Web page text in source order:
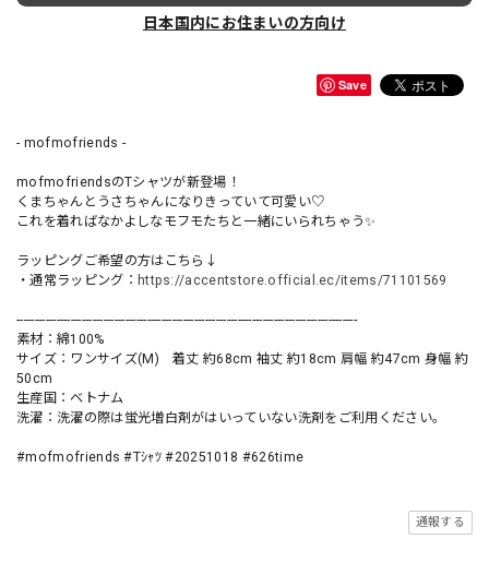
日本国内にお住まいの方向け
Save
- mofmofriends -
mofmofriendsのTシャツが新登場！
くまちゃんとうさちゃんになりきっていて可愛い♡
これを着ればなかよしなモフモたちと一緒にいられちゃう✨
ラッピングご希望の方はこちら↓
・通常ラッピング： https://accentstore.official.ec/items/71101569
----------------------------------------------------------------------------------------------
素材：綿100%
サイズ：ワンサイズ(M) 着丈 約68cm 袖丈 約18cm 肩幅 約47cm 身幅 約
50cm
生産国：ベトナム
洗濯：洗濯の際は蛍光増白剤がはいっていない洗剤をご利用ください。
#mofmofriends #Tｼｬﾂ #20251018 #626time
通報する